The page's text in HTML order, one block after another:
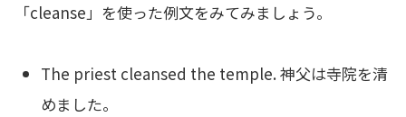
「cleanse」を使った例文をみてみましょう。
The priest cleansed the temple. 神父は寺院を清
めました。